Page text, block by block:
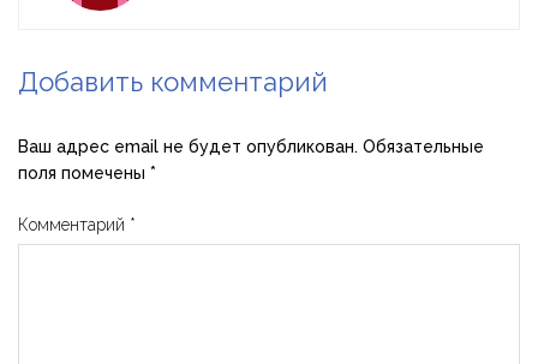
Добавить комментарий
Ваш адрес email не будет опубликован. Обязательные
поля помечены *
Комментарий *